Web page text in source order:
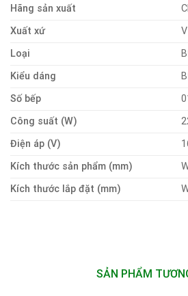
Hãng sản xuất
Xuất xứ
Loại
Kiểu dáng
Số bếp
Công suất (W)
Điện áp (V)
Kích thước sản phẩm (mm)
Kích thước lắp đặt (mm)
SẢN PHẨM